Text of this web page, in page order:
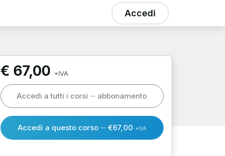
Accedi
€ 67,00 +IVA
Accedi a tutti i corsi abbonamento
Accedi a questo corso €67,00 +IVA